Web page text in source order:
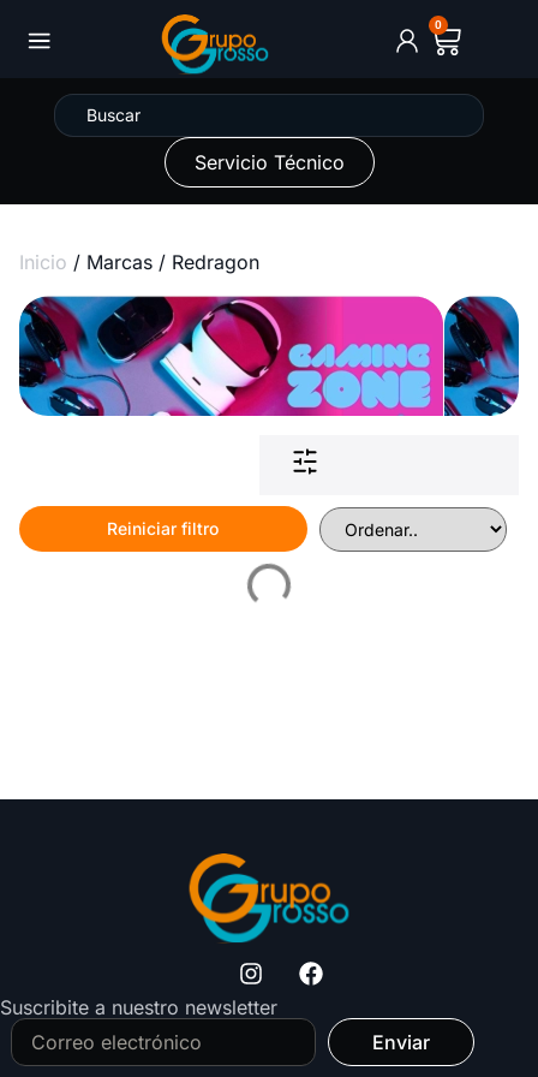
0
Servicio Técnico
Inicio / Marcas / Redragon
Reiniciar filtro
Suscribite a nuestro newsletter
Enviar